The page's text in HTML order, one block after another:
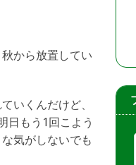
から放置してい
いくんだけど、
日もう1回こよう
気がしないでも